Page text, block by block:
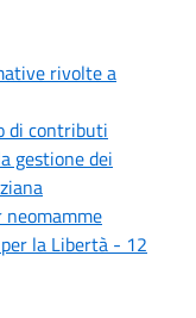
rivolte a
di contributi
gestione dei
la Libertà - 12